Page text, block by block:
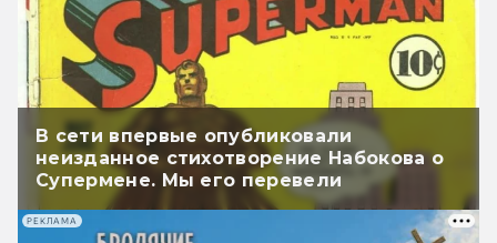
В сети впервые опубликовали
неизданное стихотворение Набокова о
Супермене. Мы его перевели
РЕКЛАМА